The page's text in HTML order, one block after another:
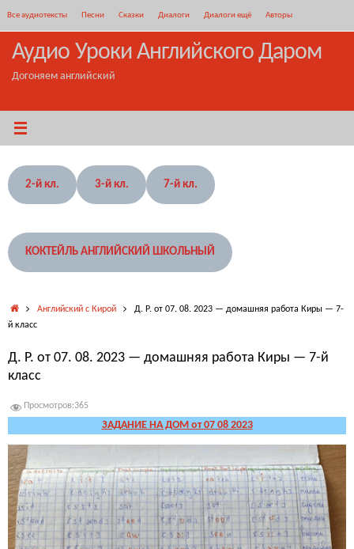
содержимому
Все аудиотексты Песни Сказки Диалоги Диалоги ещё Авторы
Аудио Уроки Английского Даром
Догоняем английский
2-й кл. 3-й кл. 7-й кл.
КОКТЕЙЛЬ АНГЛИЙСКИЙ ШКОЛЬНЫЙ
ГлавнаяАнглийский с Кирой
Д. Р. от 07. 08. 2023 — домашняя работа Киры — 7-
й класс
Д. Р. от 07. 08. 2023 — домашняя работа Киры — 7-й
класс
Просмотров:365
ЗАДАНИЕ НА ДОМ от 07 08 2023